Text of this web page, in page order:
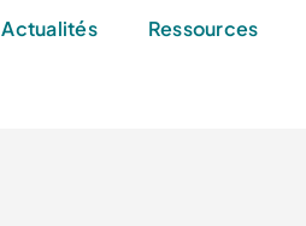
Actualités Ressources